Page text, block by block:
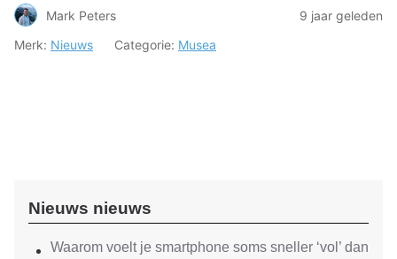
Mark Peters
9 jaar geleden
Merk: Nieuws Categorie: Musea
Nieuws nieuws
Waarom voelt je smartphone soms sneller ‘vol’ dan